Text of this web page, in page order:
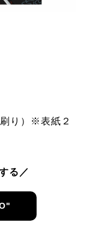
り）※表紙２
る／